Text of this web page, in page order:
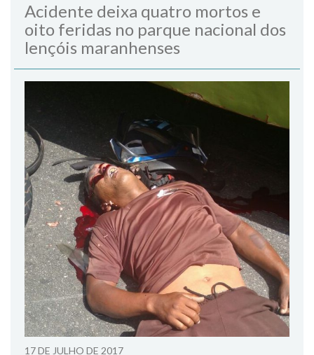
Acidente deixa quatro mortos e
oito feridas no parque nacional dos
lençóis maranhenses
17 DE JULHO DE 2017